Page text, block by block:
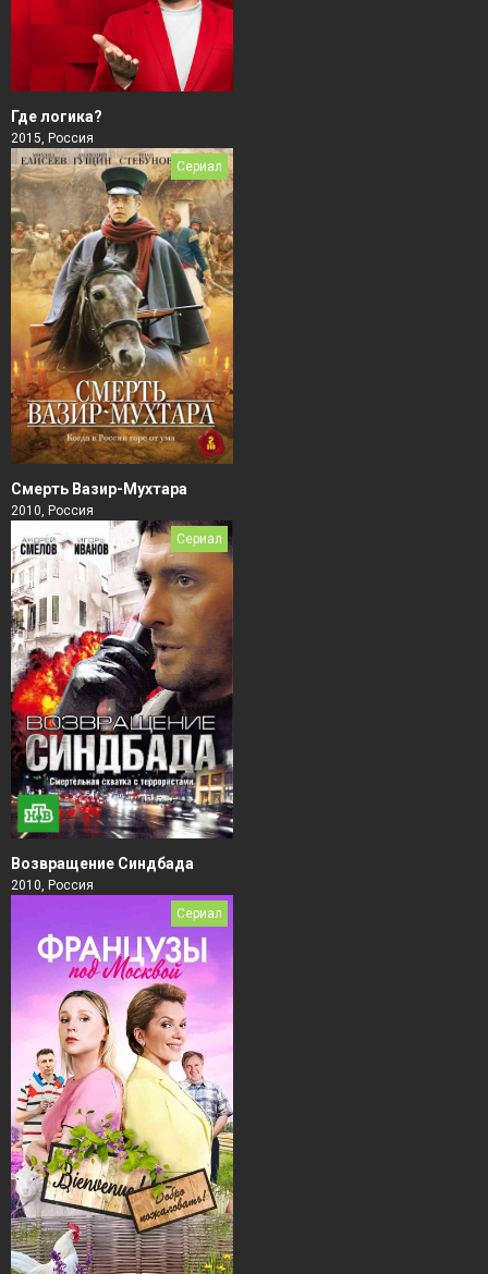
Где логика?
2015, Россия
Сериал
Смерть Вазир-Мухтара
2010, Россия
Сериал
Возвращение Синдбада
2010, Россия
Сериал